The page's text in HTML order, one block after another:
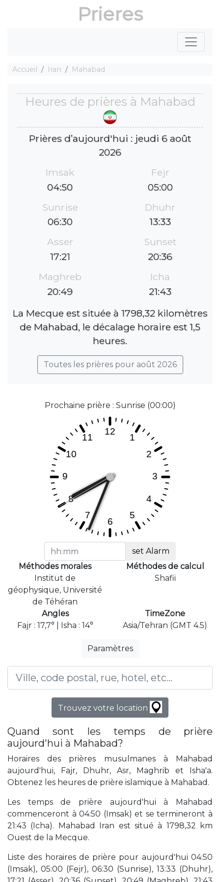
Prieres
Accueil Iran Mahabad
Heures de prières à Mahabad
Prières d’aujourd'hui : jeudi 6 août
2026
Imsak
04:50
Fejr
05:00
Sunrise
06:30
Dhuhr
13:33
Asser
17:21
Sunset
20:36
Maghreb
20:49
Icha
21:43
La Mecque est située à 1798,32 kilomètres
de Mahabad, le décalage horaire est 1,5
heures.
Toutes les prières pour août 2026
Prochaine prière : Sunrise (00:00)
set Alarm
Méthodes morales
Institut de
géophysique, Université
de Téhéran
Méthodes de calcul
Shafii
Angles
Fajr : 17,7° | Isha : 14°
TimeZone
Asia/Tehran (GMT 4.5)
Paramètres
Trouvez votre location
Quand sont les temps de prière
aujourd'hui à Mahabad?
Horaires des prières musulmanes à Mahabad
aujourd'hui, Fajr, Dhuhr, Asr, Maghrib et Isha'a.
Obtenez les heures de prière islamique à Mahabad.
Les temps de prière aujourd'hui à Mahabad
commenceront à 04:50 (Imsak) et se termineront à
21:43 (Icha). Mahabad Iran est situé à 1798,32 km
Ouest de la Mecque.
Liste des horaires de prière pour aujourd'hui 04:50
(Imsak), 05:00 (Fejr), 06:30 (Sunrise), 13:33 (Dhuhr),